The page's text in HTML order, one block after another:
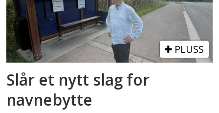
PLUSS
Slår et nytt slag for
navnebytte